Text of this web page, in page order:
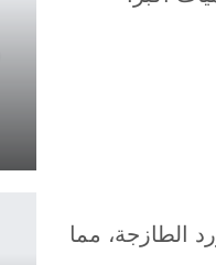
الطازجة، مما